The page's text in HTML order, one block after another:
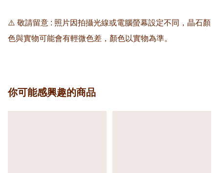
⚠️ 敬請留意 : 照片因拍攝光線或電腦螢幕設定不同，晶石顏
色與實物可能會有輕微色差，顏色以實物為準。
你可能感興趣的商品